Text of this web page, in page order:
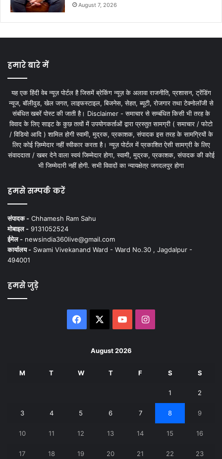
August 7, 2026
हमारे बारे में
यह एक हिंदी वेब न्यूज़ पोर्टल है जिसमें ब्रेकिंग न्यूज़ के अलावा राजनीति, प्रशासन, ट्रेंडिंग
न्यूज, बॉलीवुड, खेल जगत, लाइफस्टाइल, बिजनेस, सेहत, ब्यूटी, रोजगार तथा टेक्नोलॉजी से
संबंधित खबरें पोस्ट की जाती है। Disclaimer - समाचार से सम्बंधित किसी भी तरह के
विवाद के लिए साइट के कुछ तत्वों में उपयोगकर्ताओं द्वारा प्रस्तुत सामग्री ( समाचार / फोटो
/ विडियो आदि ) शामिल होगी स्वामी, मुद्रक, प्रकाशक, संपादक इस तरह के सामग्रियों के
लिए कोई ज़िम्मेदार नहीं स्वीकार करता है। न्यूज़ पोर्टल में प्रकाशित ऐसी सामग्री के लिए
संवाददाता / खबर देने वाला स्वयं जिम्मेदार होगा, स्वामी, मुद्रक, प्रकाशक, संपादक की कोई
भी जिम्मेदारी नहीं होगी. सभी विवादों का न्यायक्षेत्र जगदलपुर होगा
हमसे सम्पर्क करें
संपादक - Chhamesh Ram Sahu
मोबाइल - 9131052524
ईमेल - newsindia360live@gmail.com
कार्यालय - Swami Vivekanand Ward - Ward No.30 , Jagdalpur -
494001
हमसे जुड़े
Facebook YouTubeInstagram
August 2026
M T W T F S S
1 2
3 4 5 6 7 8 9
10 11 12 13 14 15 16
17 18 19 20 21 22 23